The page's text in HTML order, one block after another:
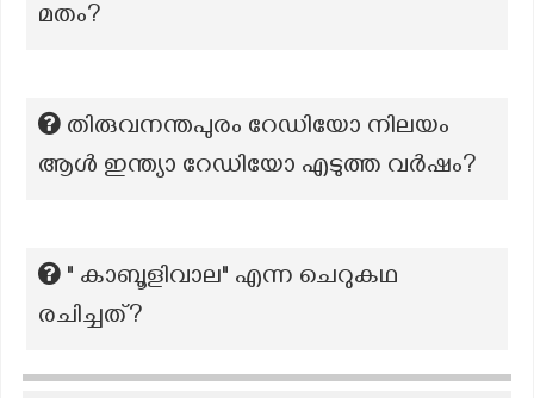
മതം?
തിരുവനന്തപുരം റേഡിയോ നിലയം
ആൾ ഇന്ത്യാ റേഡിയോ എടുത്ത വർഷം?
" കാബൂളിവാല" എന്ന ചെറുകഥ
രചിച്ചത്?